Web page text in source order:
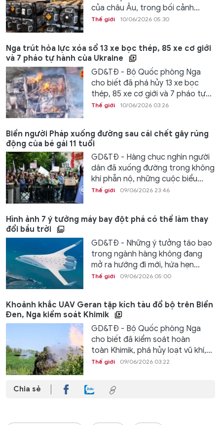
của châu Âu, trong bối cảnh...
Thế giới 10/06/2026 05:30
Nga trút hỏa lực xóa sổ 13 xe bọc thép, 85 xe cơ giới
và 7 pháo tự hành của Ukraine
GD&TĐ - Bộ Quốc phòng Nga
cho biết đã phá hủy 13 xe bọc
thép, 85 xe cơ giới và 7 pháo tự...
Thế giới 10/06/2026 03:26
Biển người Pháp xuống đường sau cái chết gây rúng
động của bé gái 11 tuổi
GD&TĐ - Hàng chục nghìn người
dân đã xuống đường trong không
khí phẫn nộ, những cuộc biểu...
Thế giới 09/06/2026 23:46
Hình ảnh 7 ý tưởng máy bay đột phá có thể làm thay
đổi bầu trời
GD&TĐ - Những ý tưởng táo bạo
trong ngành hàng không đang
mở ra hướng đi mới, hứa hẹn...
Thế giới 09/06/2026 05:00
Khoảnh khắc UAV Geran tập kích tàu đổ bộ trên Biển
Đen, Nga kiểm soát Khimik
GD&TĐ - Bộ Quốc phòng Nga
cho biết đã kiểm soát hoàn
toàn Khimik, phá hủy loạt vũ khí,...
Thế giới 09/06/2026 03:22
Chia sẻ